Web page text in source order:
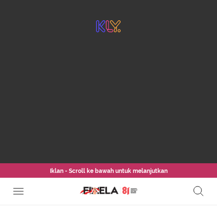
Iklan - Scroll ke bawah untuk melanjutkan